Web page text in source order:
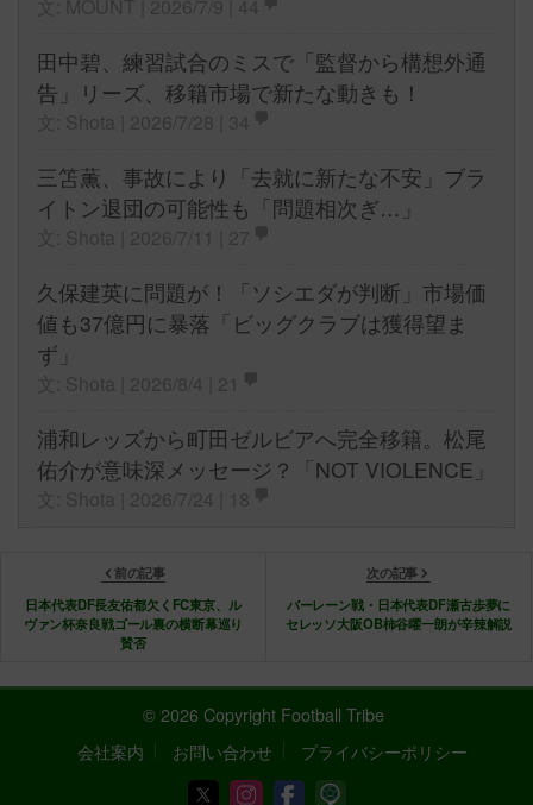
田中碧、練習試合のミスで「監督から構想外通
告」リーズ、移籍市場で新たな動きも！
三笘薫、事故により「去就に新たな不安」ブラ
イトン退団の可能性も「問題相次ぎ…」
久保建英に問題が！「ソシエダが判断」市場価
値も37億円に暴落「ビッグクラブは獲得望ま
ず」
浦和レッズから町田ゼルビアへ完全移籍。松尾
佑介が意味深メッセージ？「NOT VIOLENCE」
前の記事
日本代表DF長友佑都欠くFC東京、ル
ヴァン杯奈良戦ゴール裏の横断幕巡り
賛否
次の記事
バーレーン戦・日本代表DF瀬古歩夢に
セレッソ大阪OB柿谷曜一朗が辛辣解説
© 2026 Copyright Football Tribe
会社案内
お問い合わせ プライバシーポリシー